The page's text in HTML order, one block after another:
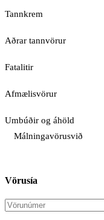
Tannkrem
Aðrar tannvörur
Fatalitir
Afmælisvörur
Umbúðir og áhöld
Málningavörusvið
Vörusía